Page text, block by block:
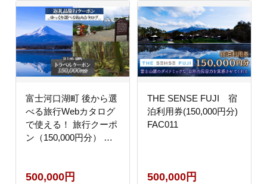
富士河口湖町 後から選
べる旅行Webカタログ
で使える！ 旅行クーポ
ン（150,000円分） 旅
500,000円
THE SENSE FUJI 宿
泊利用券(150,000円分)
FAC011
500,000円